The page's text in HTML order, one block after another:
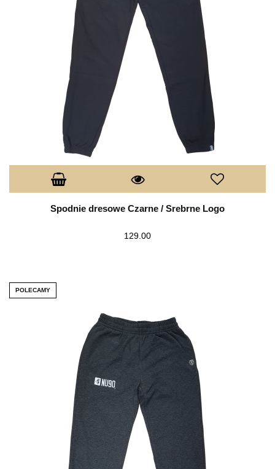
Spodnie dresowe Czarne / Srebrne Logo
129.00
POLECAMY